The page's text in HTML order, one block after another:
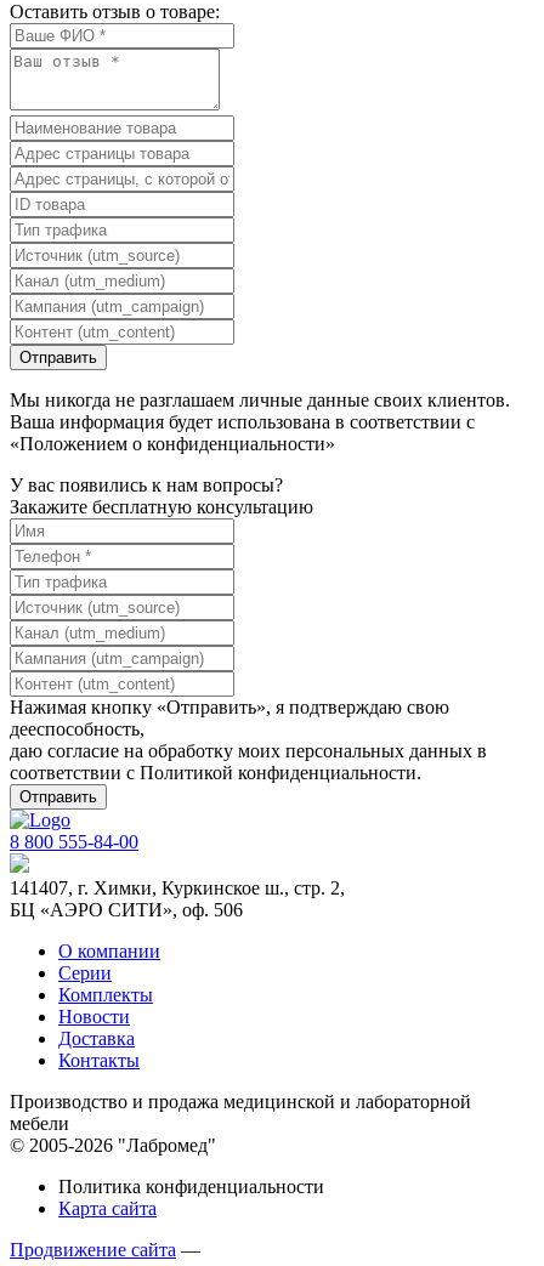
Оставить отзыв о товаре:
Мы никогда не разглашаем личные данные своих клиентов.
Ваша информация будет использована в соответствии с
«Положением о конфиденциальности»
У вас появились к нам вопросы?
Закажите бесплатную консультацию
Нажимая кнопку «Отправить», я подтверждаю свою
дееспособность,
даю согласие на обработку моих персональных данных в
соответствии с Политикой конфиденциальности.
8 800 555-84-00
141407, г. Химки, Куркинское ш., стр. 2,
БЦ «АЭРО СИТИ», оф. 506
О компании
Серии
Комплекты
Новости
Доставка
Контакты
Производство и продажа медицинской и лабораторной
мебели
© 2005-2026 "Лабромед"
Политика конфиденциальности
Карта сайта
Продвижение сайта —